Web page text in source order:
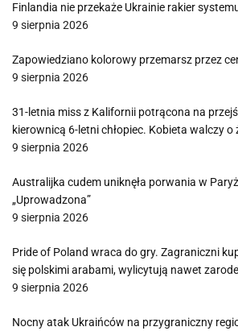
Finlandia nie przekaże Ukrainie rakier
9 sierpnia 2026
Zapowiedziano kolorowy przemarsz przez
9 sierpnia 2026
31-letnia miss z Kalifornii potrącona na
kierownicą 6-letni chłopiec. Kobieta walczy o
9 sierpnia 2026
Australijka cudem uniknęła porwania w
„Uprowadzona”
9 sierpnia 2026
Pride of Poland wraca do gry. Zagraniczni
się polskimi arabami, wylicytują nawet
9 sierpnia 2026
Nocny atak Ukraińców na przygraniczny